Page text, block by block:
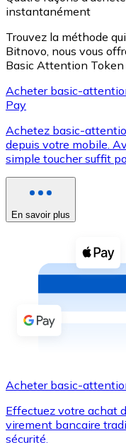
Voir toutes
Coupons crypto
Achetez des
Virement SEPA
Acheter avec
Acheter avec
Boutique - Cartes
instantanément
Trouvez la méthode
Bitnovo, nous vous
Basic Attention Token
Acheter basic-
Pay
Achetez basic-
depuis votre mobile.
simple toucher suffit
En savoir plus
Acheter basic-
Effectuez votre achat
virement bancaire
sécurité.